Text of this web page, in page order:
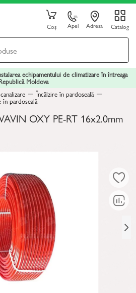
Coș Apel Adresa Catalog
echipamentului de climatizare în întreaga
Moldova
Încălzire în pardoseală
pardoseală
OXY PE-RT 16x2.0mm